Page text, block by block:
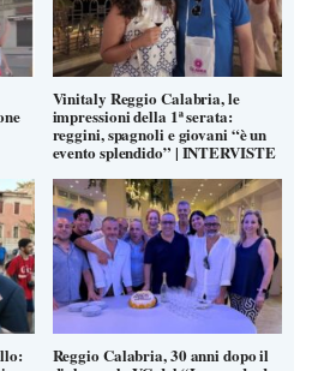
Vinitaly Reggio Calabria, le
impressioni della 1ª serata:
reggini, spagnoli e giovani “è un
evento splendido” | INTERVISTE
Reggio Calabria, 30 anni dopo il